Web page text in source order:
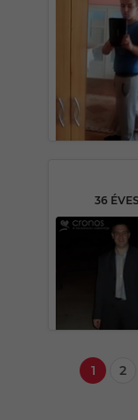
36
1 2